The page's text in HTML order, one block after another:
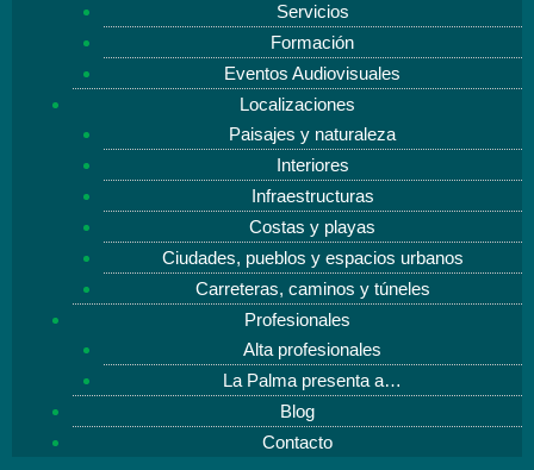
Servicios
Formación
Eventos Audiovisuales
Localizaciones
Paisajes y naturaleza
Interiores
Infraestructuras
Costas y playas
Ciudades, pueblos y espacios urbanos
Carreteras, caminos y túneles
Profesionales
Alta profesionales
La Palma presenta a…
Blog
Contacto